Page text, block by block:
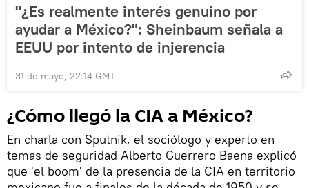
"¿Es realmente interés genuino por
ayudar a México?": Sheinbaum señala a
EEUU por intento de injerencia
31 de mayo, 22:14 GMT
¿Cómo llegó la CIA a México?
En charla con Sputnik, el sociólogo y experto en
temas de seguridad Alberto Guerrero Baena explicó
que 'el boom' de la presencia de la CIA en territorio